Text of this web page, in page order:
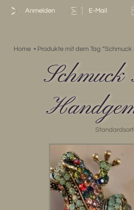
Zum
Anmelden E-Mail
Home • Produkte mit dem Tag